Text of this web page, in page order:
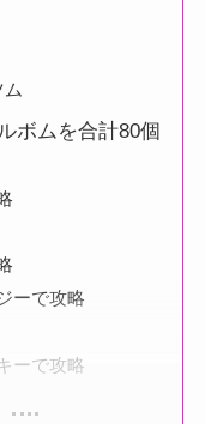
ム
ボムを合計80個
ーで攻略
ーで攻略